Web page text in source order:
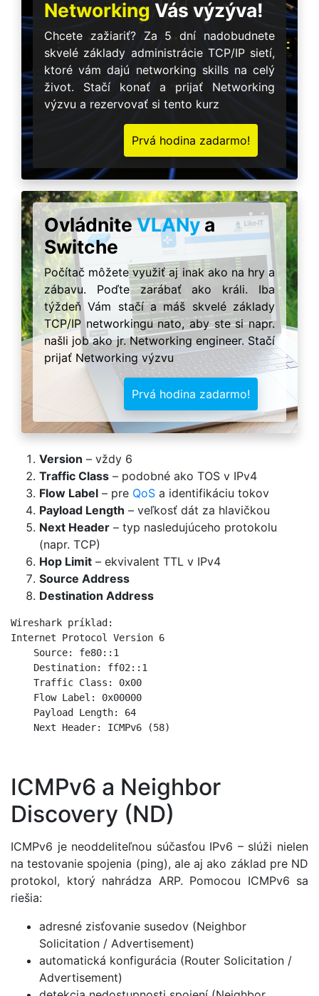
Networking Vás výzýva!
Chcete zažiariť? Za 5 dní nadobudnete
skvelé základy administrácie TCP/IP sietí,
ktoré vám dajú networking skills na celý
život. Stačí konať a prijať Networking
výzvu a rezervovať si tento kurz
Prvá hodina zadarmo!
OvládniteVLANya
Switche
Počítač môžete využiť aj inak ako na hry a
zábavu. Poďte zarábať ako králi. Iba
týždeň Vám stačí a máš skvelé základy
TCP/IP networkingu nato, aby ste si napr.
našli job ako jr. Networking engineer. Stačí
prijať Networking výzvu
Prvá hodina zadarmo!
Version – vždy 6
Traffic Class – podobné ako TOS v IPv4
Flow Label – pre QoS a identifikáciu tokov
Payload Length – veľkosť dát za hlavičkou
Next Header – typ nasledujúceho protokolu
(napr. TCP)
Hop Limit – ekvivalent TTL v IPv4
Source Address
Destination Address
Wireshark príklad:
Internet Protocol Version 6
    Source: fe80::1
    Destination: ff02::1
    Traffic Class: 0x00
    Flow Label: 0x00000
    Payload Length: 64
    Next Header: ICMPv6 (58)
ICMPv6 a Neighbor
Discovery (ND)
ICMPv6 je neoddeliteľnou súčasťou IPv6 – slúži nielen
na testovanie spojenia (ping), ale aj ako základ pre ND
protokol, ktorý nahrádza ARP. Pomocou ICMPv6 sa
riešia:
adresné zisťovanie susedov (Neighbor
Solicitation / Advertisement)
automatická konfigurácia (Router Solicitation /
Advertisement)